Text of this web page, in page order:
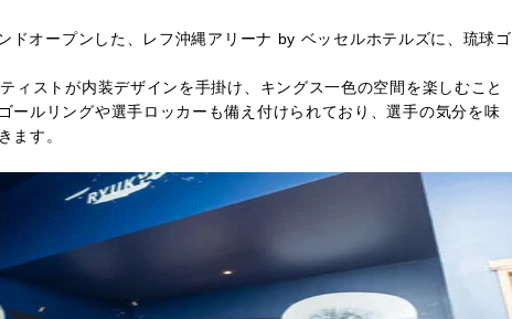
オープンした、レフ沖縄アリーナ by ベッセルホテルズに、琉球ゴ
ストが内装デザインを手掛け、キングス一色の空間を楽しむこと
ルリングや選手ロッカーも備え付けられており、選手の気分を味
ます。